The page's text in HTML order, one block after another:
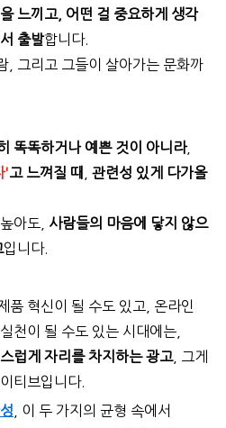
느끼고, 어떤 걸 중요하게 생각
출발합니다.
, 그리고 그들이 살아가는 문화까
똑똑하거나 예쁜 것이 아니라,
'고 느껴질 때
관련성 있게 다가올
아도, 사람들의 마음에 닿지 않으
입니다.
품 혁신이 될 수도 있고, 온라인
천이 될 수도 있는 시대에는,
럽게 자리를 차지하는 광고, 그게
티브입니다.
, 이 두 가지의 균형 속에서